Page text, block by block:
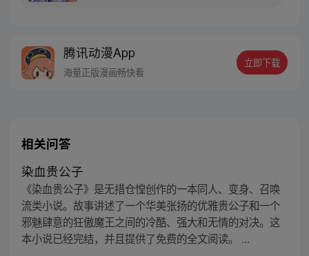
腾讯动漫App
海量正版漫画畅快看
立即下载
相关问答
染血贵公子
《染血贵公子》是无措仓惶创作的一本同人、变身、召唤
流类小说。故事讲述了一个华美张扬的优雅贵公子和一个
邪魅肆意的狂傲魔王之间的冷酷、强大和无情的对决。这
本小说已经完结，并且提供了免费的全文阅读。 ...